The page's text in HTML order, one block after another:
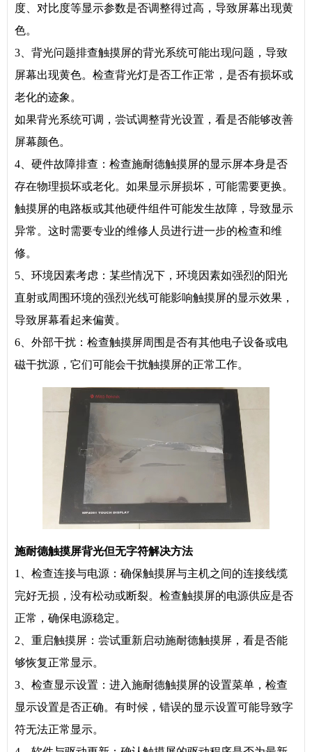
度、对比度等显示参数是否调整得过高，导致屏幕出现黄
色。
3、背光问题排查触摸屏的背光系统可能出现问题，导致
屏幕出现黄色。检查背光灯是否工作正常，是否有损坏或
老化的迹象。
如果背光系统可调，尝试调整背光设置，看是否能够改善
屏幕颜色。
4、硬件故障排查：检查施耐德触摸屏的显示屏本身是否
存在物理损坏或老化。如果显示屏损坏，可能需要更换。
触摸屏的电路板或其他硬件组件可能发生故障，导致显示
异常。这时需要专业的维修人员进行进一步的检查和维
修。
5、环境因素考虑：某些情况下，环境因素如强烈的阳光
直射或周围环境的强烈光线可能影响触摸屏的显示效果，
导致屏幕看起来偏黄。
6、外部干扰：检查触摸屏周围是否有其他电子设备或电
磁干扰源，它们可能会干扰触摸屏的正常工作。
施耐德触摸屏背光但无字符解决方法
1、检查连接与电源：确保触摸屏与主机之间的连接线缆
完好无损，没有松动或断裂。检查触摸屏的电源供应是否
正常，确保电源稳定。
2、重启触摸屏：尝试重新启动施耐德触摸屏，看是否能
够恢复正常显示。
3、检查显示设置：进入施耐德触摸屏的设置菜单，检查
显示设置是否正确。有时候，错误的显示设置可能导致字
符无法正常显示。